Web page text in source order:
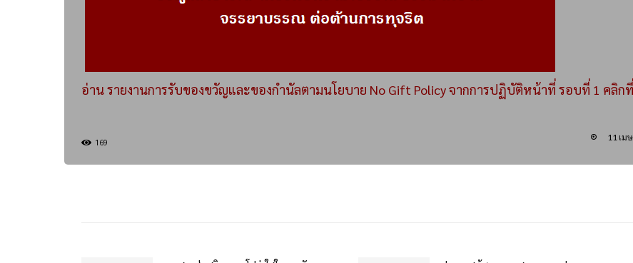
อ่าน รายงานการรับของขวัญและของกำนัลตามนโยบาย No Gift Policy จากการปฏิบัติหน้าที่ รอบที่ 1 คลิก
169 11 เม